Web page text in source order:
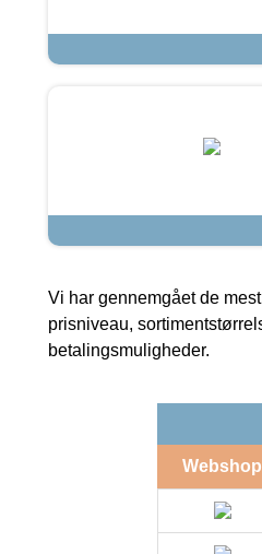
Vi har gennemgået de
prisniveau,
betalingsmuligheder.
Webshop